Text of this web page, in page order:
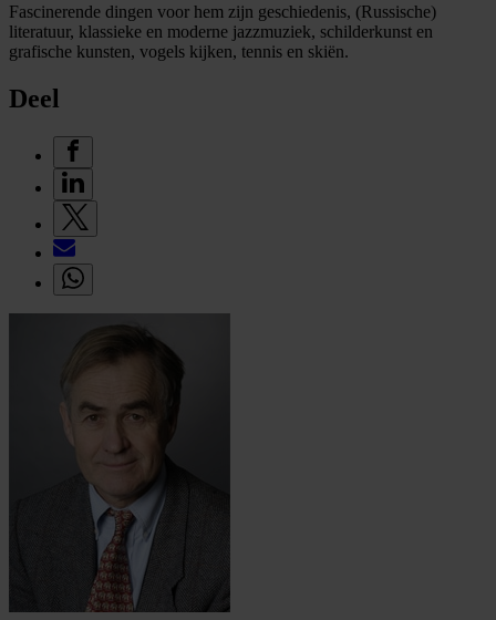
Fascinerende dingen voor hem zijn geschiedenis, (Russische)
literatuur, klassieke en moderne jazzmuziek, schilderkunst en
grafische kunsten, vogels kijken, tennis en skiën.
Deel